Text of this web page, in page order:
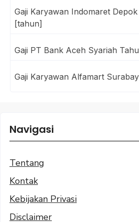
Gaji Karyawan Indomaret
[tahun]
Gaji PT Bank Aceh Syariah
Gaji Karyawan Alfamart
Navigasi
Tentang
Kontak
Kebijakan Privasi
Disclaimer